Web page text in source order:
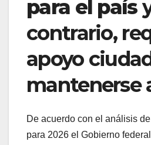
para el país
contrario,
apoyo
mantenerse
De acuerdo con el análisis de
para 2026 el Gobierno